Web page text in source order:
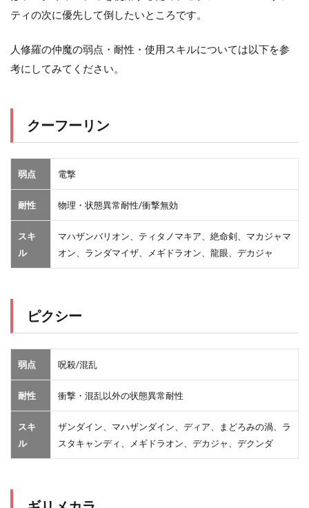
ティの次に優先して倒したいところです。
人修羅の仲魔の弱点・耐性・使用スキルについては以下を参
考にしてみてください。
クーフーリン
弱点 電撃
耐性 物理・状態異常耐性/衝撃無効
スキ
ル
マハザンバリオン、ティタノマキア、絶命剣、マカジャマ
オン、ランダマイザ、メギドラオン、龍眼、デカジャ
ピクシー
弱点 呪殺/混乱
耐性 衝撃・混乱以外の状態異常耐性
スキ
ル
ザンダイン、マハザンダイン、ディア、まどろみの渦、ラ
スタキャンディ、メギドラオン、デカジャ、デクンダ